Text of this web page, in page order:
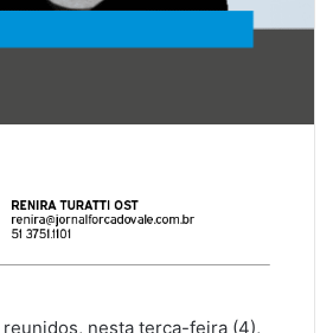
nesta terça-feira (4),